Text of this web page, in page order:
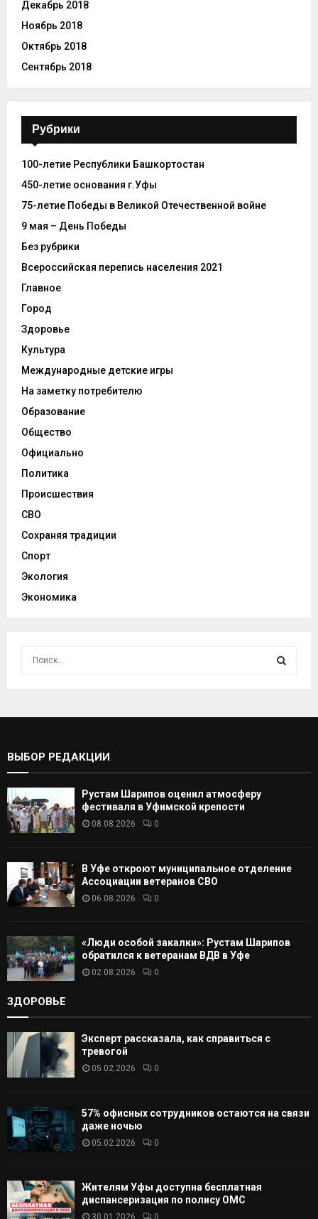
Декабрь 2018
Ноябрь 2018
Октябрь 2018
Сентябрь 2018
Рубрики
100-летие Республики Башкортостан
450-летие основания г.Уфы
75-летие Победы в Великой Отечественной войне
9 мая – День Победы
Без рубрики
Всероссийская перепись населения 2021
Главное
Город
Здоровье
Культура
Международные детские игры
На заметку потребителю
Образование
Общество
Официально
Политика
Происшествия
СВО
Сохраняя традиции
Спорт
Экология
Экономика
С
А
ВЫБОР РЕДАКЦИИ
Рустам Шарипов оценил атмосферу
фестиваля в Уфимской крепости
08.08.2026 0
В Уфе откроют муниципальное отделение
Ассоциации ветеранов СВО
06.08.2026 0
«Люди особой закалки»: Рустам Шарипов
обратился к ветеранам ВДВ в Уфе
02.08.2026 0
ЗДОРОВЬЕ
Эксперт рассказала, как справиться с
тревогой
05.02.2026 0
57% офисных сотрудников остаются на связи
даже ночью
05.02.2026 0
Жителям Уфы доступна бесплатная
диспансеризация по полису ОМС
30.01.2026 0